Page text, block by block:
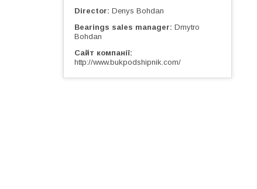
Director Denys Bohdan
Bearings sales manager Dmytro
Bohdan
Сайт компанії
http://www.bukpodshipnik.com/